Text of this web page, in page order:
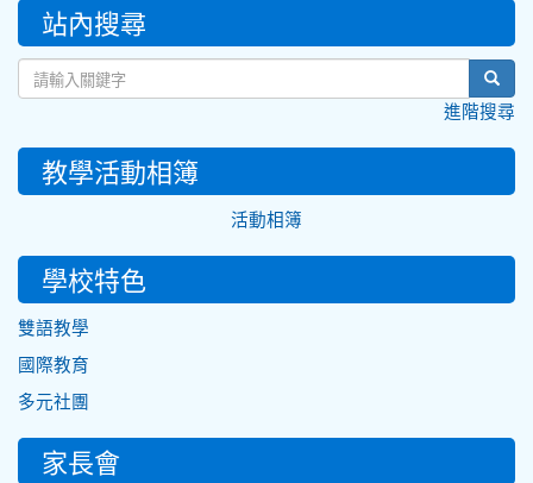
::: 站內搜尋
進階搜尋
教學活動相簿
活動相簿
學校特色
雙語教學
國際教育
多元社團
家長會